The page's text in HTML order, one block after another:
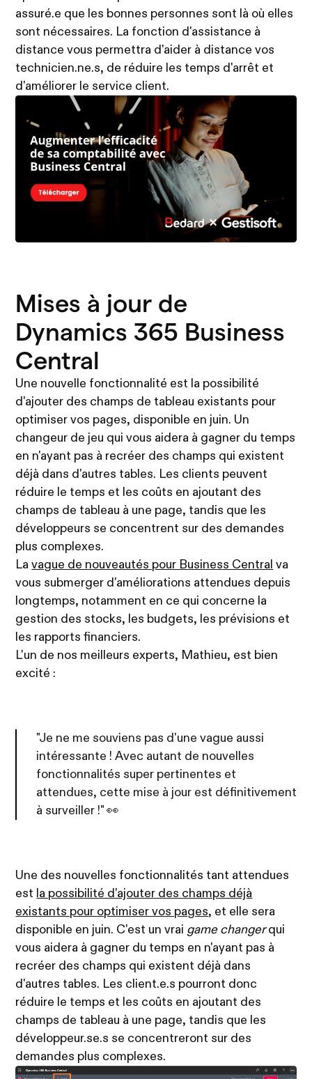
assuré.e que les bonnes personnes sont là où elles
sont nécessaires. La fonction d'assistance à
distance vous permettra d'aider à distance vos
technicien.ne.s, de réduire les temps d'arrêt et
d'améliorer le service client.
Mises à jour de
Dynamics 365 Business
Central
Une nouvelle fonctionnalité est la possibilité
d'ajouter des champs de tableau existants pour
optimiser vos pages, disponible en juin. Un
changeur de jeu qui vous aidera à gagner du temps
en n'ayant pas à recréer des champs qui existent
déjà dans d'autres tables. Les clients peuvent
réduire le temps et les coûts en ajoutant des
champs de tableau à une page, tandis que les
développeurs se concentrent sur des demandes
plus complexes.
Lavague de nouveautés pour Business Central va
vous submerger d'améliorations attendues depuis
longtemps, notamment en ce qui concerne la
gestion des stocks, les budgets, les prévisions et
les rapports financiers.
L'un de nos meilleurs experts, Mathieu, est bien
excité :
"Je ne me souviens pas d'une vague aussi
intéressante ! Avec autant de nouvelles
fonctionnalités super pertinentes et
attendues, cette mise à jour est définitivement
à surveiller !" 👀
Une des nouvelles fonctionnalités tant attendues
est la possibilité d'ajouter des champs déjà
existants pour optimiser vos pages, et elle sera
disponible en juin. C'est un vrai game changerqui
vous aidera à gagner du temps en n'ayant pas à
recréer des champs qui existent déjà dans
d'autres tables. Les client.e.s pourront donc
réduire le temps et les coûts en ajoutant des
champs de tableau à une page, tandis que les
développeur.se.s se concentreront sur des
demandes plus complexes.